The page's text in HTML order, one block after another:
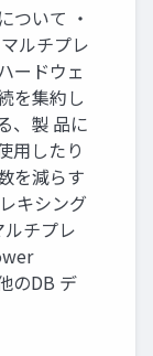
ついて ・
ルチプレ
ードウェ
を集約し
、製 品に
用したり
を減らす
キシング
チプレ
のDB デ